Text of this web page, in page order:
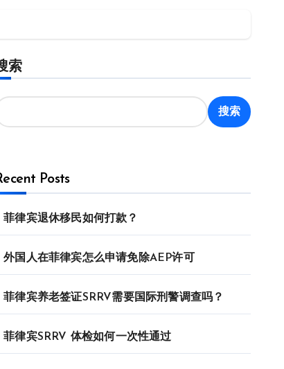
索
搜索
Posts
菲律宾退休移民如何打款？
外国人在菲律宾怎么申请免除AEP许可
菲律宾养老签证SRRV需要国际刑警调查吗？
菲律宾SRRV 体检如何一次性通过